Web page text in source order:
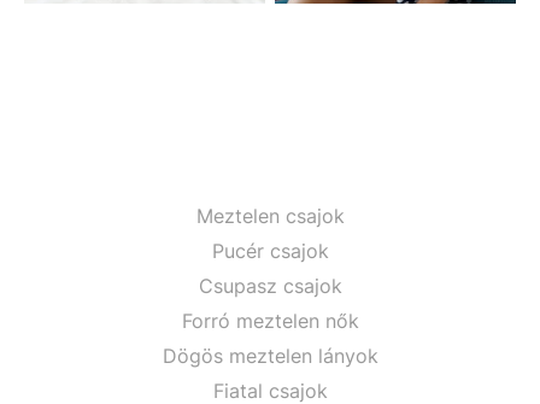
Meztelen csajok
Pucér csajok
Csupasz csajok
Forró meztelen nők
Dögös meztelen lányok
Fiatal csajok